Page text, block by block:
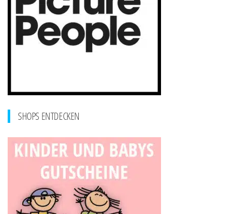
SHOPS ENTDECKEN